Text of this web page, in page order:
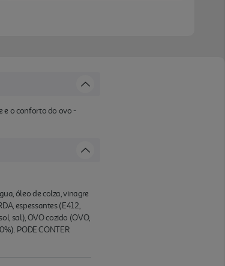
e o conforto do ovo -
óleo de colza, vinagre
espessantes (E412,
sal), OVO cozido (OVO,
PODE CONTER